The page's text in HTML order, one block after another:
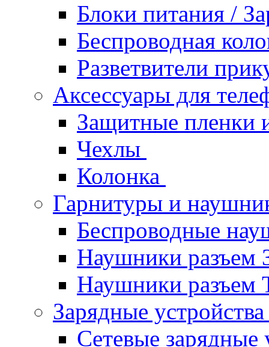
Блоки питания /
Беспроводная
Разветвители
Аксессуары для
Защитные пленки
Чехлы
Колонка
Гарнитуры и
Беспроводные
Наушники разъем
Наушники разъем
Зарядные
Сетевые зарядные